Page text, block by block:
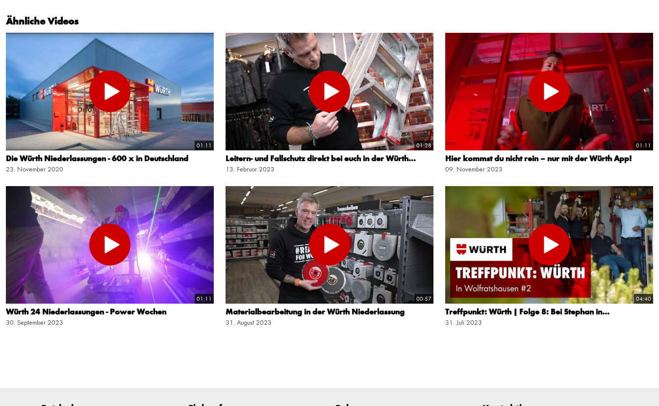
Ähnliche Videos
01:11
Die Würth Niederlassungen - 600 x in Deutschland
23. November 2020
01:28
Leitern- und Fallschutz direkt bei euch in der Würth...
13. Februar 2023
01:11
Hier kommst du nicht rein – nur mit der Würth App!
09. November 2023
01:11
Würth 24 Niederlassungen - Power Wochen
30. September 2023
00:57
Materialbearbeitung in der Würth Niederlassung
31. August 2023
04:40
Treffpunkt: Würth | Folge 8: Bei Stephan in...
31. Juli 2023